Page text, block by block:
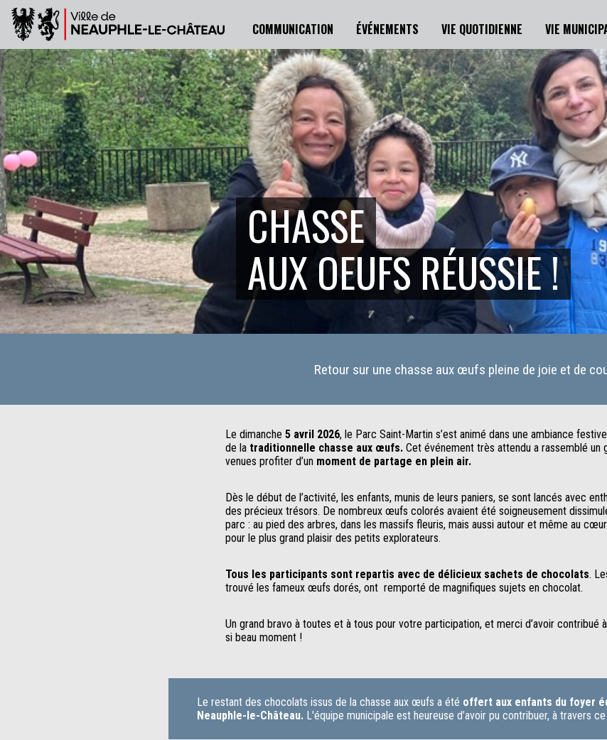
COMMUNICATION ÉVÉNEMENTS VIE QUOTIDIENNE VIE
CHASSE
AUX OEUFS RÉUSSIE !
Retour sur une chasse aux œufs pleine de joie et de
Le dimanche 5 avril 2026, le Parc Saint-Martin s’est animé dans une ambiance
de la traditionnelle chasse aux œufs. Cet événement très attendu a rassemblé un
venues profiter d’un moment de partage en plein air.
Dès le début de l’activité, les enfants, munis de leurs paniers, se sont lancés avec
des précieux trésors. De nombreux œufs colorés avaient été soigneusement
parc : au pied des arbres, dans les massifs fleuris, mais aussi autour et même au
pour le plus grand plaisir des petits explorateurs.
Tous les participants sont repartis avec de délicieux sachets de chocolats.
trouvé les fameux œufs dorés, ont remporté de magnifiques sujets en chocolat.
Un grand bravo à toutes et à tous pour votre participation, et merci d’avoir contribué
si beau moment !
Le restant des chocolats issus de la chasse aux œufs a été offert aux enfants du foyer
Neauphle-le-Château. L'équipe municipale est heureuse d’avoir pu contribuer, à travers